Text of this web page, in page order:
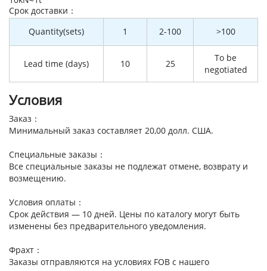
Cрок доставки：
Quantity(sets)
1 2-100 >100
Lead time (days) 10 25
To be
negotiated
Условия
Заказ：
Минимальный заказ составляет 20,00 долл. США.
Специальные заказы：
Все специальные заказы не подлежат отмене, возврату и
возмещению.
Условия оплаты：
Срок действия — 10 дней. Цены по каталогу могут быть
изменены без предварительного уведомления.
Фрахт：
Заказы отправляются на условиях FOB с нашего